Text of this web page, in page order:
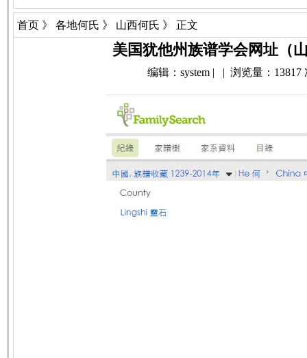
首页 》 各地何氏 》 山西何氏 》 正文
美国犹他州族谱学会网址（
编辑：system | | 浏览量：13817